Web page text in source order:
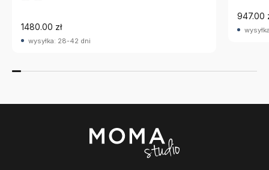
1480.00 zł
wysyłka: 28-42 dni
947.00